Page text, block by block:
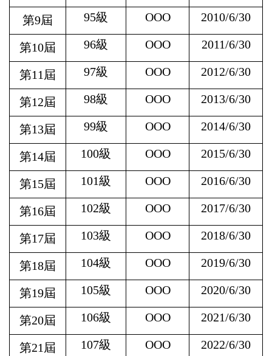
第9屆 95級 OOO 2010/6/30
第10屆 96級 OOO 2011/6/30
第11屆 97級 OOO 2012/6/30
第12屆 98級 OOO 2013/6/30
第13屆 99級 OOO 2014/6/30
第14屆 100級 OOO 2015/6/30
第15屆 101級 OOO 2016/6/30
第16屆 102級 OOO 2017/6/30
第17屆 103級 OOO 2018/6/30
第18屆 104級 OOO 2019/6/30
第19屆 105級 OOO 2020/6/30
第20屆 106級 OOO 2021/6/30
第21屆 107級 OOO 2022/6/30